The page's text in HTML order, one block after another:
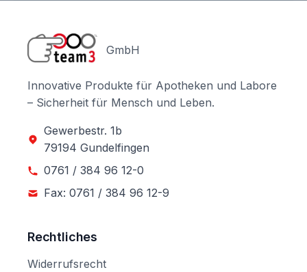
GmbH
Innovative Produkte für Apotheken und Labore
– Sicherheit für Mensch und Leben.
Gewerbestr. 1b
79194 Gundelfingen
0761 / 384 96 12-0
Fax: 0761 / 384 96 12-9
Rechtliches
Widerrufsrecht